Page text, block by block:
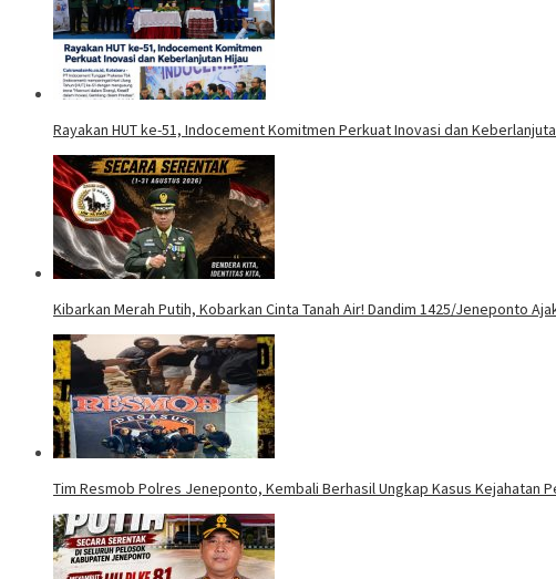
Rayakan HUT ke-51, Indocement Komitmen Perkuat Inovasi dan
Kibarkan Merah Putih, Kobarkan Cinta Tanah Air! Dandim 1425/Jeneponto
Tim Resmob Polres Jeneponto, Kembali Berhasil Ungkap Kasus Kejahatan